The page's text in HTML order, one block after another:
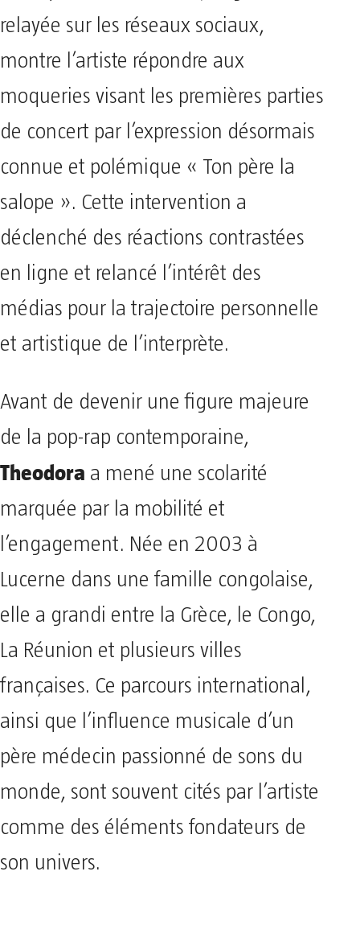
relayée sur les réseaux sociaux,
montre l’artiste répondre aux
moqueries visant les premières parties
de concert par l’expression désormais
connue et polémique « Ton père la
salope ». Cette intervention a
déclenché des réactions contrastées
en ligne et relancé l’intérêt des
médias pour la trajectoire personnelle
et artistique de l’interprète.
Avant de devenir une figure majeure
de la pop-rap contemporaine,
Theodora a mené une scolarité
marquée par la mobilité et
l’engagement. Née en 2003 à
Lucerne dans une famille congolaise,
elle a grandi entre la Grèce, le Congo,
La Réunion et plusieurs villes
françaises. Ce parcours international,
ainsi que l’influence musicale d’un
père médecin passionné de sons du
monde, sont souvent cités par l’artiste
comme des éléments fondateurs de
son univers.